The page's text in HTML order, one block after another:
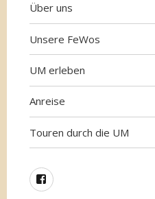
Über uns
Unsere FeWos
UM erleben
Anreise
Touren durch die UM
Facebook